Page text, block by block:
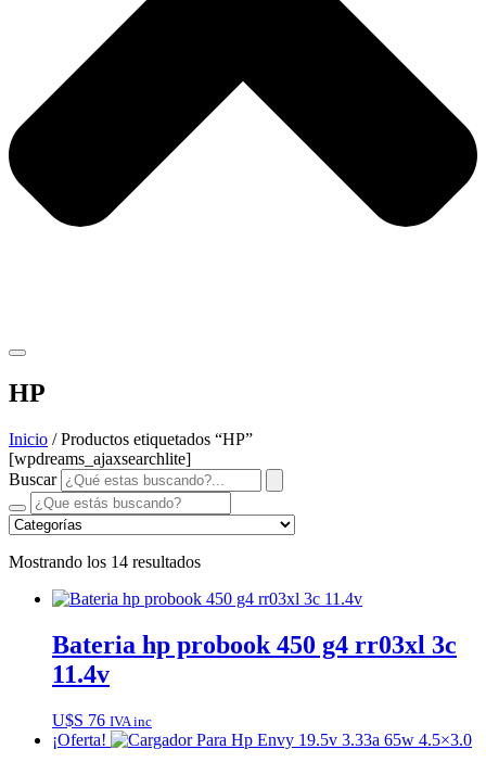
HP
Inicio / Productos etiquetados “HP”
[wpdreams_ajaxsearchlite]
Buscar
Mostrando los 14 resultados
Bateria hp probook 450 g4 rr03xl 3c
11.4v
U$S 76 IVA inc
¡Oferta!